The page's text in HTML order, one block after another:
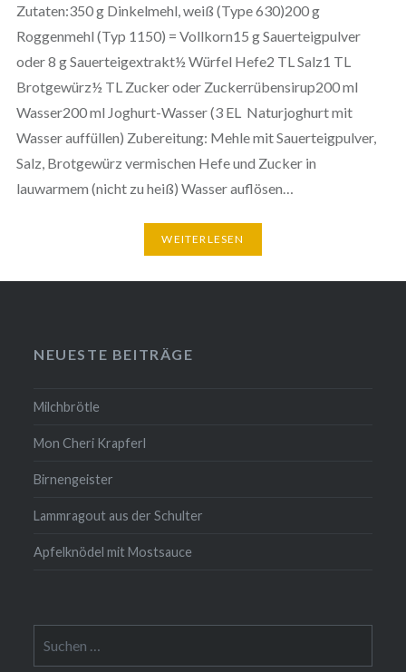
Zutaten:350 g Dinkelmehl, weiß (Type 630)200 g
Roggenmehl (Typ 1150) = Vollkorn15 g Sauerteigpulver
oder 8 g Sauerteigextrakt½ Würfel Hefe2 TL Salz1 TL
Brotgewürz½ TL Zucker oder Zuckerrübensirup200 ml
Wasser200 ml Joghurt-Wasser (3 EL Naturjoghurt mit
Wasser auffüllen) Zubereitung: Mehle mit Sauerteigpulver,
Salz, Brotgewürz vermischen Hefe und Zucker in
lauwarmem (nicht zu heiß) Wasser auflösen…
WEITERLESEN
NEUESTE BEITRÄGE
Milchbrötle
Mon Cheri Krapferl
Birnengeister
Lammragout aus der Schulter
Apfelknödel mit Mostsauce
nach: